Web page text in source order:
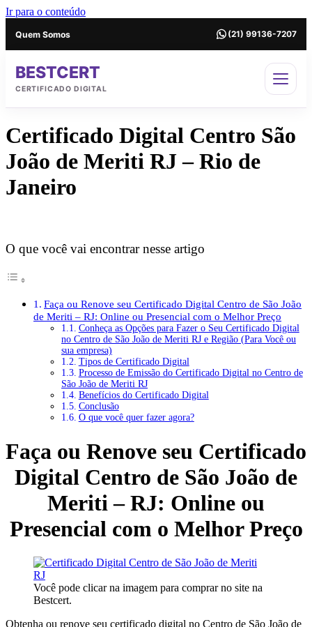
Ir para o conteúdo
Quem Somos (21) 99136-7207
BESTCERT
CERTIFICADO DIGITAL
Certificado Digital Centro São
João de Meriti RJ – Rio de
Janeiro
O que você vai encontrar nesse artigo
Faça ou Renove seu Certificado Digital Centro de São João
de Meriti – RJ: Online ou Presencial com o Melhor Preço
Conheça as Opções para Fazer o Seu Certificado Digital
no Centro de São João de Meriti RJ e Região (Para Você ou
sua empresa)
Tipos de Certificado Digital
Processo de Emissão do Certificado Digital no Centro de
São João de Meriti RJ
Benefícios do Certificado Digital
Conclusão
O que você quer fazer agora?
Faça ou Renove seu Certificado
Digital Centro de São João de
Meriti – RJ: Online ou
Presencial com o Melhor Preço
Você pode clicar na imagem para comprar no site na
Bestcert.
Obtenha ou renove seu certificado digital no Centro de São João de